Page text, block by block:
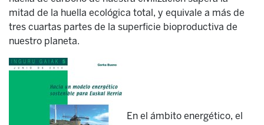
mitad de la huella ecológica total, y equivale a más de
tres cuartas partes de la superficie bioproductiva de
nuestro planeta.
En el ámbito energético, el